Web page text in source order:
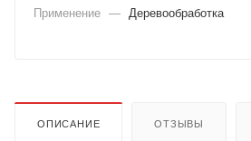
Применение — Деревообработка
ОПИСАНИЕ ОТЗЫВЫ